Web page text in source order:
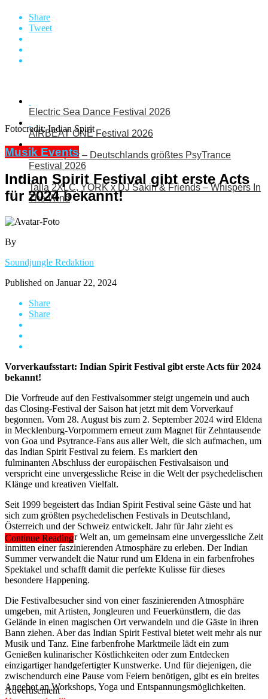
Share
Tweet
Electric Sea Dance Festival 2026
AIRBEAT ONE Festival 2026
Indian Spirit – Deutschlands größtes PsyTrance
Festival 2026
Talla 2XLC, YORK x DJ Sakin & Friends – Whispers In
The Wind
Fotocredit: Indian Spirit
Musik Events
Indian Spirit Festival gibt erste Acts
für 2024 bekannt!
By
Soundjungle Redaktion
Published on Januar 22, 2024
Share
Share
Vorverkaufsstart: Indian Spirit Festival gibt erste Acts für 2024
bekannt!
Die Vorfreude auf den Festivalsommer steigt ungemein und auch
das Closing-Festival der Saison hat jetzt mit dem Vorverkauf
begonnen. Vom 28. August bis zum 2. September 2024 wird Eldena
in Mecklenburg-Vorpommern erneut zum Magnet für Zehntausende
von Goa und Psytrance-Fans aus aller Welt, die sich aufmachen, um
das Indian Spirit Festival zu feiern. Es markiert den
fulminanten Abschluss der europäischen Festivalsaison und
verspricht eine unvergessliche Reise in die Welt der psychedelischen
Klänge und kreativen Vielfalt.
Seit 1999 begeistert das Indian Spirit Festival seine Gäste und hat
sich zum größten psychedelischen Festivals in Deutschland,
Österreich und der Schweiz entwickelt. Jahr für Jahr zieht es
Menschen aus aller Welt an, um gemeinsam eine unvergessliche Zeit
inmitten einer faszinierenden Atmosphäre zu erleben. Der Indian
Summer verwandelt die Natur rund um Eldena in ein farbenfrohes
Spektakel und schafft damit die perfekte Kulisse für dieses
besondere Happening.
Die Festivalbesucher sind von einer faszinierenden Atmosphäre
umgeben, mit Artisten, Jongleuren und Feuerkünstlern, die das
Gelände in einen magischen Ort verwandeln und die Gäste in ihren
Bann ziehen. Aber das Indian Spirit Festival bietet weit mehr als nur
Musik und Tanz. Eine farbenfrohe Marktmeile lädt ein zum
Genießen kulinarischer Köstlichkeiten oder zum Entdecken
einzigartiger handgefertigter Kunstwerke. Und für diejenigen, die
zwischendurch eine Pause vom Feiern benötigen, gibt es ein breites
Angebot an Workshops, Yoga und Entspannungsmöglichkeiten.
Continue Reading
Advertisement